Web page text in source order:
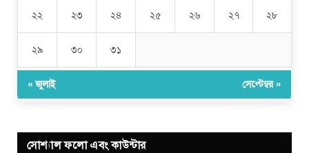
২২ ২৩ ২৪ ২৫ ২৬ ২৭ ২৮
২৯ ৩০ ৩১
« জুলাই সেপ্টেম্বর »
সোশ্যাল ফলো এবং কাউন্টার